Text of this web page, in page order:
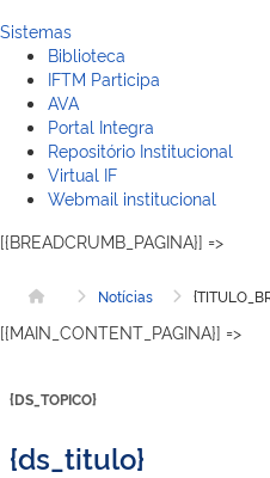
Sistemas
Biblioteca
IFTM Participa
AVA
Portal Integra
Repositório Institucional
Virtual IF
Webmail institucional
[{BREADCRUMB_PAGINA}] =>
Página inicial
Notícias
[{MAIN_CONTENT_PAGINA}] =>
{DS_TOPICO}
{ds_titulo}